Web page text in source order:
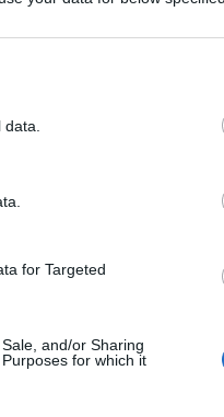
for Targeted
and/or Sharing
for which it
del sito o